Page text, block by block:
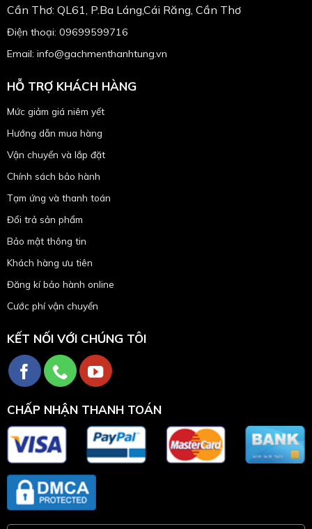
Cần Thơ: QL61, P.Ba Láng,Cái Răng, Cần Thơ
Điện thoại: 09699599716
Email: info@gachmenthanhtung.vn
HỖ TRỢ KHÁCH HÀNG
Mức giảm giá niêm yết
Hướng dẫn mua hàng
Vận chuyển và lắp đặt
Chính sách bảo hành
Tạm ứng và thanh toán
Đổi trả sản phẩm
Bảo mật thông tin
Khách hàng ưu tiên
Đăng kí bảo hành online
Cước phí vận chuyển
KẾT NỐI VỚI CHÚNG TÔI
CHẤP NHẬN THANH TOÁN